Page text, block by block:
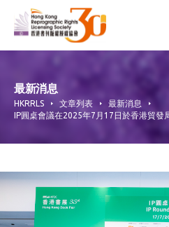
content
最新消息
HKRRLS 文章列表
最新消息
IP圓桌會議在2025年7月17日於香港貿發